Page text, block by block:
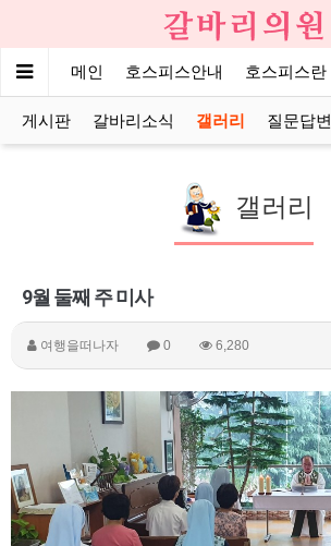
메인 호스피스안내 호스피스란
게시판 갈바리소식 갤러리 질문답변
갤러리
9월 둘째 주 미사
여행을떠나자 0 6,280